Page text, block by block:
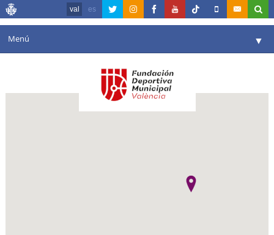
val es
Menú ▼
Agenda